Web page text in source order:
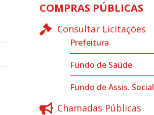
COMPRAS PÚBLICAS
Consultar Licitações
Prefeitura
Fundo de Saúde
Fundo de Assis. Social
Chamadas Públicas